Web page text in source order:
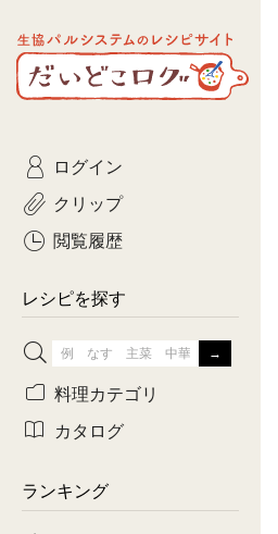
生協パルシステムのレシピ
サイト
だいどこログ
ログイン
クリップ
閲覧履歴
レシピを探す
料理カテゴリ
カタログ
ランキング